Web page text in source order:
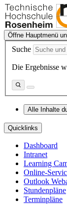
Öffne Hauptmenü
Suche
Die Ergebnisse
Alle Inhalte
Quicklinks
Dashboard
Intranet
Learning
Online-
Outlook
Stundenpläne
Terminpläne